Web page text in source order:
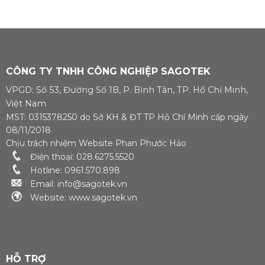
công trình, nhà máy
đóng tàu, khai thác
công nghiệp năng
lượng, v.v. và hầu hết
việc sử dụng chúng
cuộc sống hàng
CÔNG TY TNHH CÔNG NGHIỆP SAGOTEK
VPGD: Số 53, Đường Số 1B, P. Bình Tân, TP. Hồ Chí Minh,
Việt Nam
MST: 0315378250 do Sở KH & ĐT TP Hồ Chí Minh cấp ngày
08/11/2018
Chịu trách nhiệm Website Phan Phước Hảo
Điện thoại: 028.6275.5520
Hotline: 0961.570.898
Email: info@sagotek.vn
Website: www.sagotek.vn
HỖ TRỢ